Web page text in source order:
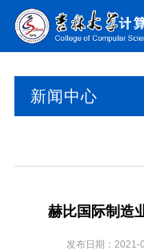
新闻中心
赫比国际制造
发布日期：2021-